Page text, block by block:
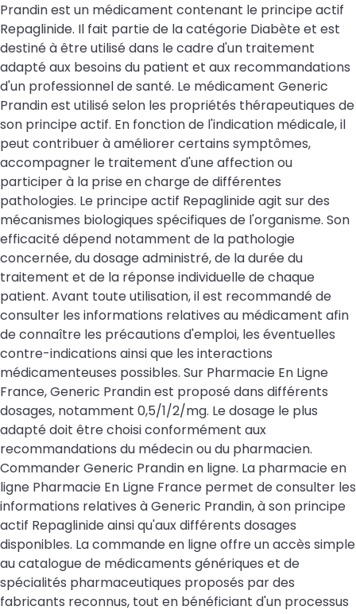
Prandin est un médicament contenant le principe actif
Repaglinide. Il fait partie de la catégorie Diabète et est
destiné à être utilisé dans le cadre d'un traitement
adapté aux besoins du patient et aux recommandations
d'un professionnel de santé. Le médicament Generic
Prandin est utilisé selon les propriétés thérapeutiques de
son principe actif. En fonction de l'indication médicale, il
peut contribuer à améliorer certains symptômes,
accompagner le traitement d'une affection ou
participer à la prise en charge de différentes
pathologies. Le principe actif Repaglinide agit sur des
mécanismes biologiques spécifiques de l'organisme. Son
efficacité dépend notamment de la pathologie
concernée, du dosage administré, de la durée du
traitement et de la réponse individuelle de chaque
patient. Avant toute utilisation, il est recommandé de
consulter les informations relatives au médicament afin
de connaître les précautions d'emploi, les éventuelles
contre-indications ainsi que les interactions
médicamenteuses possibles. Sur Pharmacie En Ligne
France, Generic Prandin est proposé dans différents
dosages, notamment 0,5/1/2/mg. Le dosage le plus
adapté doit être choisi conformément aux
recommandations du médecin ou du pharmacien.
Commander Generic Prandin en ligne. La pharmacie en
ligne Pharmacie En Ligne France permet de consulter les
informations relatives à Generic Prandin, à son principe
actif Repaglinide ainsi qu'aux différents dosages
disponibles. La commande en ligne offre un accès simple
au catalogue de médicaments génériques et de
spécialités pharmaceutiques proposés par des
fabricants reconnus, tout en bénéficiant d'un processus